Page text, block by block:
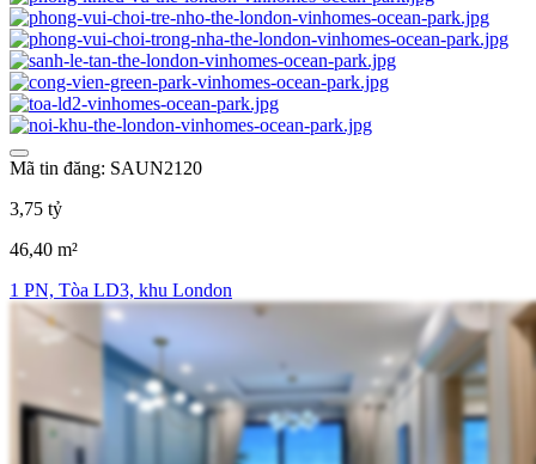
Mã tin đăng: SAUN2120
3,75 tỷ
46,40 m²
1 PN, Tòa LD3, khu London